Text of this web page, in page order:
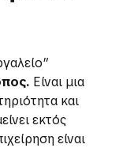
Είναι μια
και
εκτός
είναι